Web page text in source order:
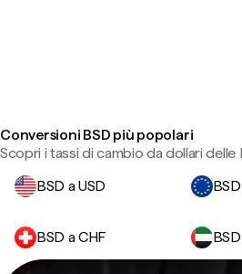
Conversioni BSD più popolari
Scopri i tassi di cambio da dollari delle
BSD a USD
BSD
BSD a CHF